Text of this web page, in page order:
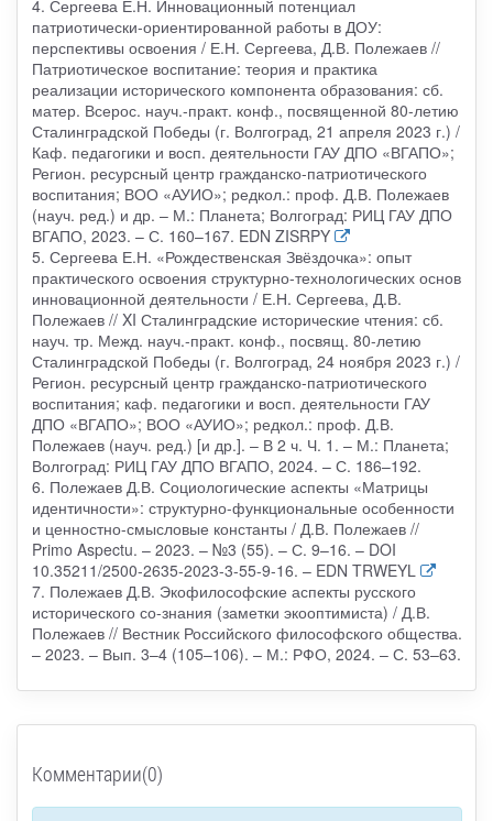
4. Сергеева Е.Н. Инновационный потенциал
патриотически-ориентированной работы в ДОУ:
перспективы освоения / Е.Н. Сергеева, Д.В. Полежаев //
Патриотическое воспитание: теория и практика
реализации исторического компонента образования: сб.
матер. Всерос. науч.-практ. конф., посвященной 80-летию
Сталинградской Победы (г. Волгоград, 21 апреля 2023 г.) /
Каф. педагогики и восп. деятельности ГАУ ДПО «ВГАПО»;
Регион. ресурсный центр гражданско-патриотического
воспитания; ВОО «АУИО»; редкол.: проф. Д.В. Полежаев
(науч. ред.) и др. – М.: Планета; Волгоград: РИЦ ГАУ ДПО
ВГАПО, 2023. – С. 160–167. EDN ZISRPY
5. Сергеева Е.Н. «Рождественская Звёздочка»: опыт
практического освоения структурно-технологических основ
инновационной деятельности / Е.Н. Сергеева, Д.В.
Полежаев // XI Сталинградские исторические чтения: сб.
науч. тр. Межд. науч.-практ. конф., посвящ. 80-летию
Сталинградской Победы (г. Волгоград, 24 ноября 2023 г.) /
Регион. ресурсный центр гражданско-патриотического
воспитания; каф. педагогики и восп. деятельности ГАУ
ДПО «ВГАПО»; ВОО «АУИО»; редкол.: проф. Д.В.
Полежаев (науч. ред.) [и др.]. – В 2 ч. Ч. 1. – М.: Планета;
Волгоград: РИЦ ГАУ ДПО ВГАПО, 2024. – С. 186–192.
6. Полежаев Д.В. Социологические аспекты «Матрицы
идентичности»: структурно-функциональные особенности
и ценностно-смысловые константы / Д.В. Полежаев //
Primo Aspectu. – 2023. – №3 (55). – С. 9–16. – DOI
10.35211/2500-2635-2023-3-55-9-16. – EDN TRWEYL
7. Полежаев Д.В. Экофилософские аспекты русского
исторического со-знания (заметки экооптимиста) / Д.В.
Полежаев // Вестник Российского философского общества.
– 2023. – Вып. 3–4 (105–106). – М.: РФО, 2024. – С. 53–63.
Комментарии(0)